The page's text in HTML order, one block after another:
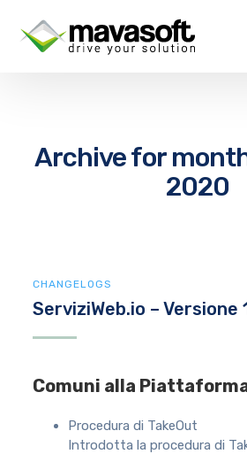
Archive for
2020
CHANGELOGS
ServiziWeb.io – Versione
Comuni alla
Procedura di TakeOut
Introdotta la procedura di